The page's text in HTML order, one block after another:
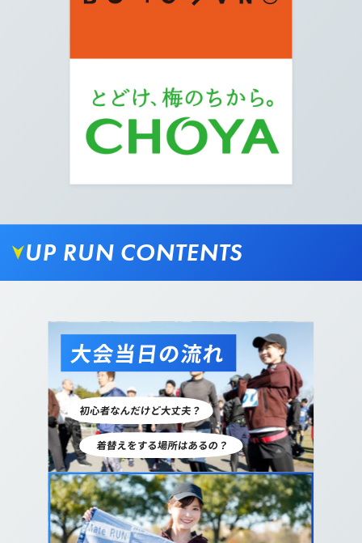
08. 写真の通りまっすぐ進みます。
10. トンネルを抜けましたら、写真の通り左に曲がりま
す。
UP RUN CONTENTS